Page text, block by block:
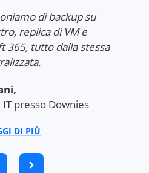
di backup su
replica di VM e
365, tutto dalla stessa
presso Downies
DI PIÙ